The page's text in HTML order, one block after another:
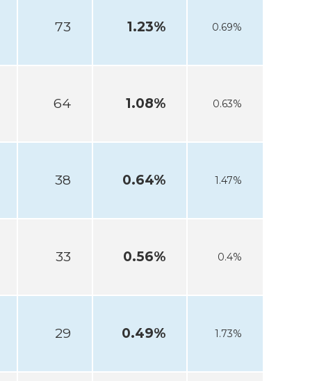
73 1.23% 0.69%
64 1.08% 0.63%
38 0.64% 1.47%
33 0.56% 0.4%
29 0.49% 1.73%